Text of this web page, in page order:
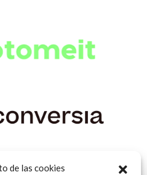
de las cookies